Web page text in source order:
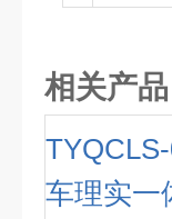
相关产品
车理实一